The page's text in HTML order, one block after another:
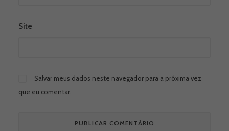
Site
Salvar meus dados neste navegador para a próxima vez
que eu comentar.